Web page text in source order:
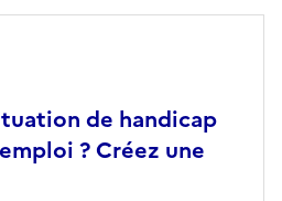
de handicap
? Créez une